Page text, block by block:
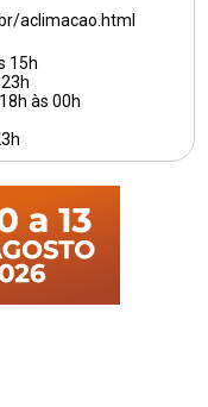
aclimacao.html
15h
às 00h